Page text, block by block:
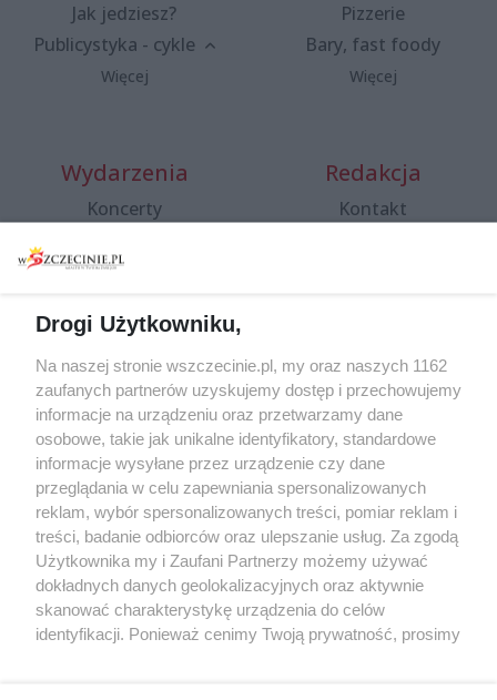
Jak jedziesz?
Publicystyka - cykle
Więcej
Pizzerie
Bary, fast foody
Więcej
Wydarzenia
Koncerty
Spacery i oprowadzania
targi
Wernisaże
Więcej
Redakcja
Kontakt
Specjalny koncert z okazji
20. urodzin portalu
wSzczecinie.pl
Regulamin konkursów
śniadaniówka "Hej
Szczecin! Jest piątek!"
Partnerzy
Praca Szczecin
Drogi Użytkowniku,
Na naszej stronie wszczecinie.pl, my oraz naszych 1162
zaufanych partnerów uzyskujemy dostęp i przechowujemy
informacje na urządzeniu oraz przetwarzamy dane
osobowe, takie jak unikalne identyfikatory, standardowe
informacje wysyłane przez urządzenie czy dane
przeglądania w celu zapewniania spersonalizowanych
reklam, wybór spersonalizowanych treści, pomiar reklam i
treści, badanie odbiorców oraz ulepszanie usług. Za zgodą
Użytkownika my i Zaufani Partnerzy możemy używać
dokładnych danych geolokalizacyjnych oraz aktywnie
skanować charakterystykę urządzenia do celów
identyfikacji. Ponieważ cenimy Twoją prywatność, prosimy